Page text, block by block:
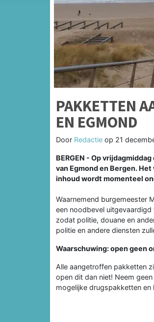
PAKKETTEN
EN EGMOND
Door Redactie op 21
BERGEN - Op
van Egmond en Bergen.
inhoud wordt momenteel
Waarnemend burgemeester
een noodbevel
zodat politie, douane en
politie en andere diensten
Waarschuwing: open geen
Alle aangetroffen pakketten
open dit dan niet! Neem
mogelijke drugspakketten